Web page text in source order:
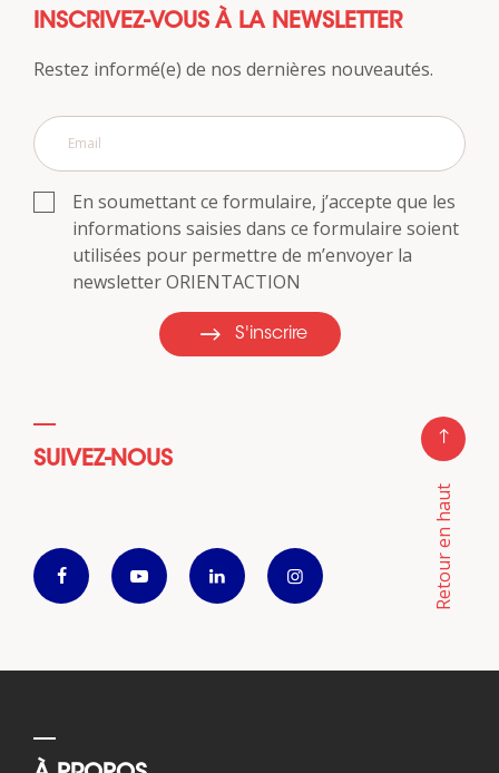
INSCRIVEZ-VOUS À LA NEWSLETTER
Restez informé(e) de nos dernières nouveautés.
En soumettant ce formulaire, j’accepte que les
informations saisies dans ce formulaire soient
utilisées pour permettre de m’envoyer la
newsletter ORIENTACTION
S'inscrire
SUIVEZ-NOUS
Retour en haut